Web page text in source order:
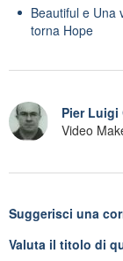
Beautiful e Una
torna Hope
Pier Luigi
Video
Suggerisci una
Valuta il titolo di